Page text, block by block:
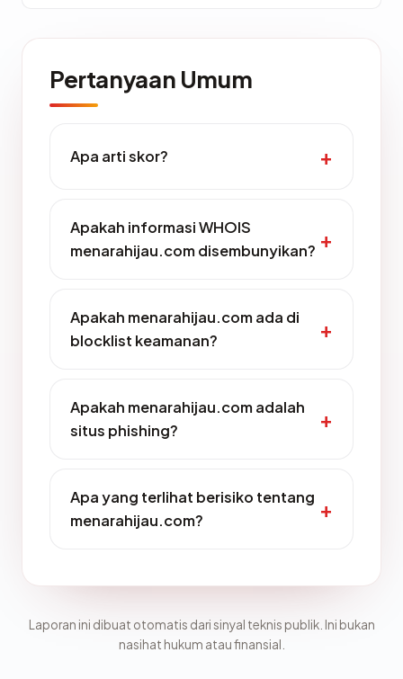
Pertanyaan Umum
Apa arti skor?
Apakah informasi WHOIS
menarahijau.com disembunyikan?
Apakah menarahijau.com ada di
blocklist keamanan?
Apakah menarahijau.com adalah
situs phishing?
Apa yang terlihat berisiko tentang
menarahijau.com?
Laporan ini dibuat otomatis dari sinyal teknis publik. Ini bukan
nasihat hukum atau finansial.